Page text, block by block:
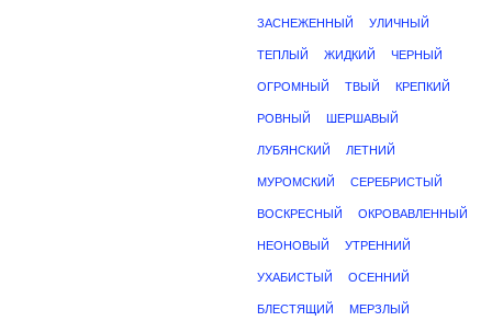
ЗАСНЕЖЕННЫЙ УЛИЧНЫЙ
ТЕПЛЫЙ ЖИДКИЙ ЧЕРНЫЙ
ОГРОМНЫЙ ТВЫЙ КРЕПКИЙ
РОВНЫЙ ШЕРШАВЫЙ
ЛУБЯНСКИЙ ЛЕТНИЙ
МУРОМСКИЙ СЕРЕБРИСТЫЙ
ВОСКРЕСНЫЙ ОКРОВАВЛЕННЫЙ
НЕОНОВЫЙ УТРЕННИЙ
УХАБИСТЫЙ ОСЕННИЙ
БЛЕСТЯЩИЙ МЕРЗЛЫЙ